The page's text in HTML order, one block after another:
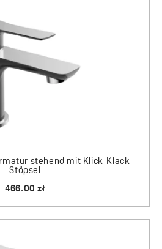
stehend mit Klick-Klack-
Stöpsel
466.00 zł